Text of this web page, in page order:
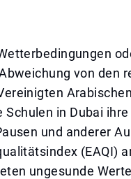
von den
Schulen in Dubai
und anderer
(EAQI)
ungesunde